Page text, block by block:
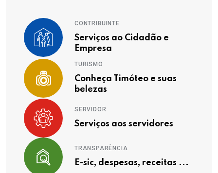
CONTRIBUINTE
Serviços ao Cidadão e
Empresa
TURISMO
Conheça Timóteo e suas
belezas
SERVIDOR
Serviços aos servidores
TRANSPARÊNCIA
E-sic, despesas, receitas ...